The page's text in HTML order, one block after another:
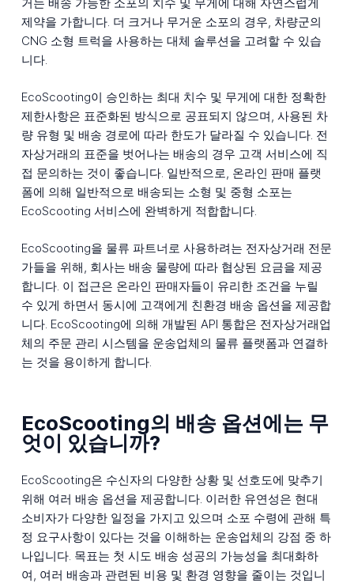
거는 배송 가능한 소포의 치수 및 무게에 대해 자연스럽게
제약을 가합니다. 더 크거나 무거운 소포의 경우, 차량군의
CNG 소형 트럭을 사용하는 대체 솔루션을 고려할 수 있습
니다.
EcoScooting이 승인하는 최대 치수 및 무게에 대한 정확한
제한사항은 표준화된 방식으로 공표되지 않으며, 사용된 차
량 유형 및 배송 경로에 따라 한도가 달라질 수 있습니다. 전
자상거래의 표준을 벗어나는 배송의 경우 고객 서비스에 직
접 문의하는 것이 좋습니다. 일반적으로, 온라인 판매 플랫
폼에 의해 일반적으로 배송되는 소형 및 중형 소포는
EcoScooting 서비스에 완벽하게 적합합니다.
EcoScooting을 물류 파트너로 사용하려는 전자상거래 전문
가들을 위해, 회사는 배송 물량에 따라 협상된 요금을 제공
합니다. 이 접근은 온라인 판매자들이 유리한 조건을 누릴
수 있게 하면서 동시에 고객에게 친환경 배송 옵션을 제공합
니다. EcoScooting에 의해 개발된 API 통합은 전자상거래업
체의 주문 관리 시스템을 운송업체의 물류 플랫폼과 연결하
는 것을 용이하게 합니다.
EcoScooting의 배송 옵션에는 무
엇이 있습니까?
EcoScooting은 수신자의 다양한 상황 및 선호도에 맞추기
위해 여러 배송 옵션을 제공합니다. 이러한 유연성은 현대
소비자가 다양한 일정을 가지고 있으며 소포 수령에 관해 특
정 요구사항이 있다는 것을 이해하는 운송업체의 강점 중 하
나입니다. 목표는 첫 시도 배송 성공의 가능성을 최대화하
여, 여러 배송과 관련된 비용 및 환경 영향을 줄이는 것입니